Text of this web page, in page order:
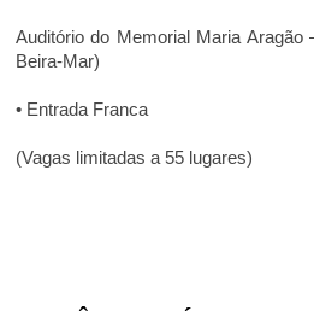
Auditório do Memorial Maria Aragão
Beira-Mar)
• Entrada Franca
(Vagas limitadas a 55 lugares)